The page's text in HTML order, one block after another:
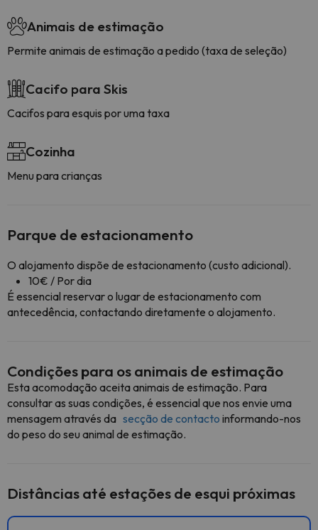
Animais de estimação
Permite animais de estimação a pedido (taxa de seleção)
Cacifo para Skis
Cacifos para esquis por uma taxa
Cozinha
Menu para crianças
Parque de estacionamento
O alojamento dispõe de estacionamento (custo adicional).
10€ / Por dia
É essencial reservar o lugar de estacionamento com
antecedência, contactando diretamente o alojamento.
Condições para os animais de estimação
Esta acomodação aceita animais de estimação. Para
consultar as suas condições, é essencial que nos envie uma
mensagem através da secção de contacto informando-nos
do peso do seu animal de estimação.
Distâncias até estações de esqui próximas